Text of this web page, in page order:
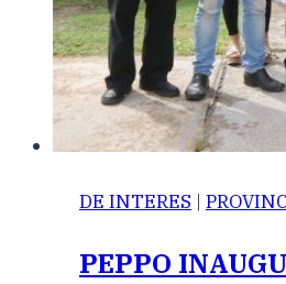
DE INTERES |
PEPPO